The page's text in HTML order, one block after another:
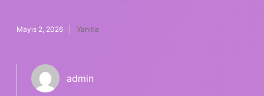
Mayıs 2, 2026 Yanıtla
admin